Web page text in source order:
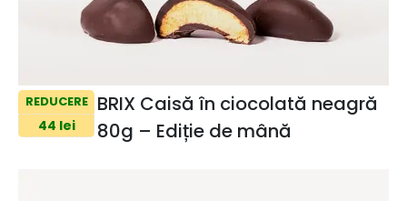
REDUCERE
44 lei
BRIX Caisă în ciocolată neagră
80g – Ediție de mână